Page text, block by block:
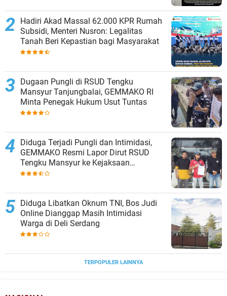
Hadiri Akad Massal 62.000 KPR Rumah
Subsidi, Menteri Nusron: Legalitas
Tanah Beri Kepastian bagi Masyarakat
Dugaan Pungli di RSUD Tengku
Mansyur Tanjungbalai, GEMMAKO RI
Minta Penegak Hukum Usut Tuntas
Diduga Terjadi Pungli dan Intimidasi,
GEMMAKO Resmi Lapor Dirut RSUD
Tengku Mansyur ke Kejaksaan
Tanjungbalai
Diduga Libatkan Oknum TNI, Bos Judi
Online Dianggap Masih Intimidasi
Warga di Deli Serdang
TERPOPULER LAINNYA